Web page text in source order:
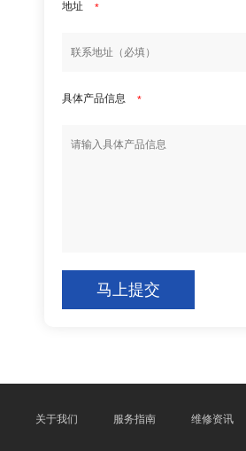
地址 *
具体产品信息 *
马上提交
关于我们 服务指南 维修资讯